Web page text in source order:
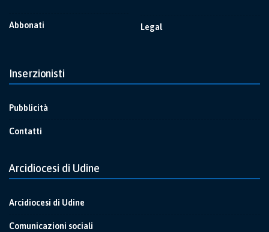
Abbonati Legal
Inserzionisti
Pubblicità
Contatti
Arcidiocesi di Udine
Arcidiocesi di Udine
Comunicazioni sociali